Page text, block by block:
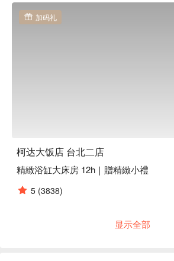
加码礼
柯达大饭店 台北二店
精緻浴缸大床房 12h｜贈精緻小禮
5 (3838)
显示全部